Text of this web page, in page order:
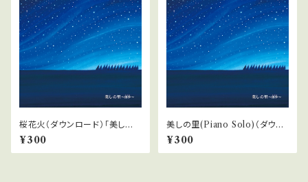
桜花火（ダウンロード）「美しの
里〜四季」より
¥300
美しの里(Piano Solo)（ダウン
ロード）「美しの里〜四季」より
¥300